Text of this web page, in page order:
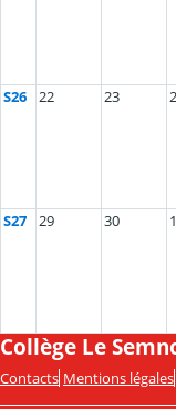
S26 22 23
S27 29 30 1
Collège Le
Contacts Mentions légales